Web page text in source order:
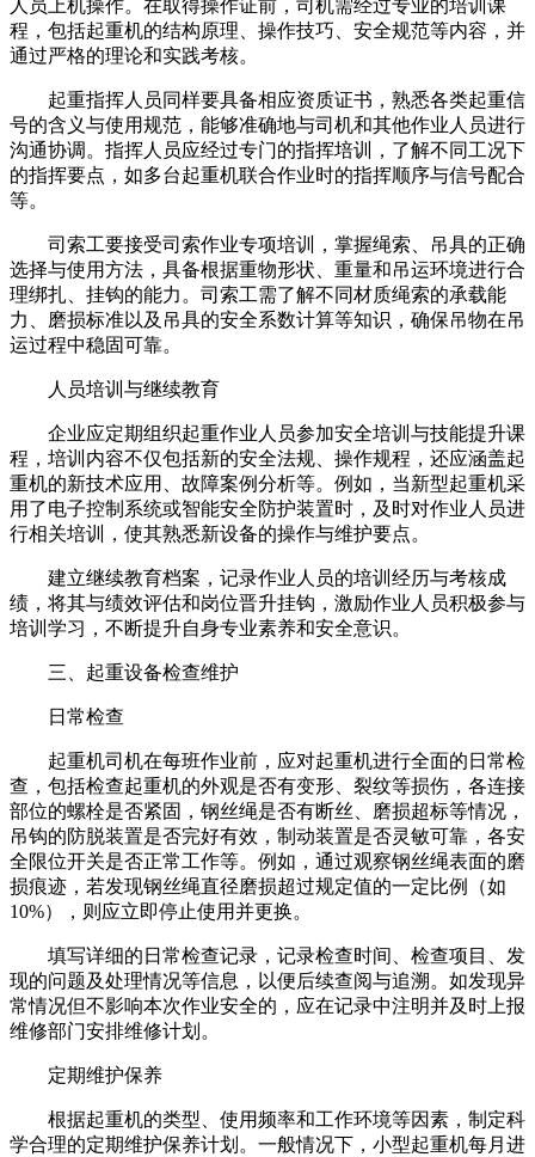
人员上机操作。在取得操作证前，司机需经过专业的培训课
程，包括起重机的结构原理、操作技巧、安全规范等内容，并
通过严格的理论和实践考核。
起重指挥人员同样要具备相应资质证书，熟悉各类起重信
号的含义与使用规范，能够准确地与司机和其他作业人员进行
沟通协调。指挥人员应经过专门的指挥培训，了解不同工况下
的指挥要点，如多台起重机联合作业时的指挥顺序与信号配合
等。
司索工要接受司索作业专项培训，掌握绳索、吊具的正确
选择与使用方法，具备根据重物形状、重量和吊运环境进行合
理绑扎、挂钩的能力。司索工需了解不同材质绳索的承载能
力、磨损标准以及吊具的安全系数计算等知识，确保吊物在吊
运过程中稳固可靠。
人员培训与继续教育
企业应定期组织起重作业人员参加安全培训与技能提升课
程，培训内容不仅包括新的安全法规、操作规程，还应涵盖起
重机的新技术应用、故障案例分析等。例如，当新型起重机采
用了电子控制系统或智能安全防护装置时，及时对作业人员进
行相关培训，使其熟悉新设备的操作与维护要点。
建立继续教育档案，记录作业人员的培训经历与考核成
绩，将其与绩效评估和岗位晋升挂钩，激励作业人员积极参与
培训学习，不断提升自身专业素养和安全意识。
三、起重设备检查维护
日常检查
起重机司机在每班作业前，应对起重机进行全面的日常检
查，包括检查起重机的外观是否有变形、裂纹等损伤，各连接
部位的螺栓是否紧固，钢丝绳是否有断丝、磨损超标等情况，
吊钩的防脱装置是否完好有效，制动装置是否灵敏可靠，各安
全限位开关是否正常工作等。例如，通过观察钢丝绳表面的磨
损痕迹，若发现钢丝绳直径磨损超过规定值的一定比例（如
10%），则应立即停止使用并更换。
填写详细的日常检查记录，记录检查时间、检查项目、发
现的问题及处理情况等信息，以便后续查阅与追溯。如发现异
常情况但不影响本次作业安全的，应在记录中注明并及时上报
维修部门安排维修计划。
定期维护保养
根据起重机的类型、使用频率和工作环境等因素，制定科
学合理的定期维护保养计划。一般情况下，小型起重机每月进